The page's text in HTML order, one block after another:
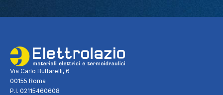
Via Carlo Buttarelli, 6
00155 Roma
P.I. 02115460608